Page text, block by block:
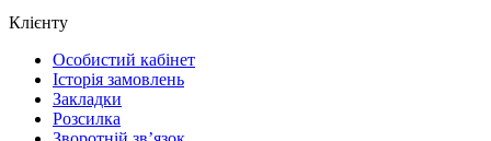
Клієнту
Особистий кабінет
Історія замовлень
Закладки
Розсилка